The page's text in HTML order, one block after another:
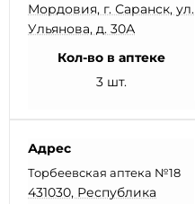
Мордовия, г. Саранск, ул.
Ульянова, д. 30А
Кол-во в аптеке
3 шт.
Адрес
Торбеевская аптека №18
431030, Республика